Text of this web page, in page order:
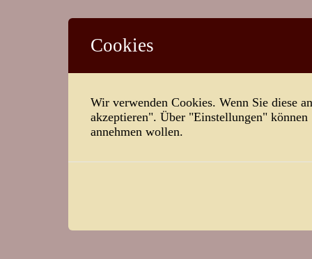
Cookies
Wir verwenden Cookies. Wenn Sie diese
akzeptieren". Über "Einstellungen"
annehmen wollen.